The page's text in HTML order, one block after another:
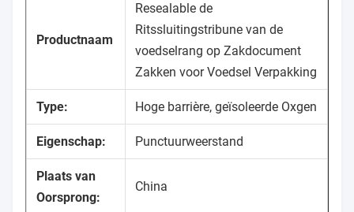
Productnaam
Resealable de
Ritssluitingstribune van de
voedselrang op Zakdocument
Zakken voor Voedsel Verpakking
Type: Hoge barrière, geïsoleerde Oxgen
Eigenschap: Punctuurweerstand
Plaats van
Oorsprong:
China